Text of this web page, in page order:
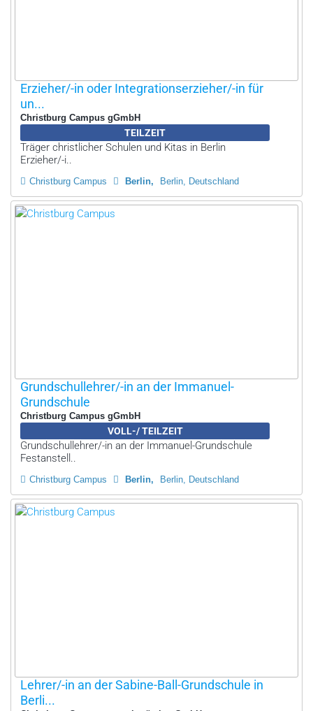
Erzieher/-in oder Integrationserzieher/-in für
un...
Christburg Campus gGmbH
TEILZEIT
Träger christlicher Schulen und Kitas in Berlin
Erzieher/-i..
Christburg Campus Berlin Berlin, Deutschland
Grundschullehrer/-in an der Immanuel-
Grundschule
Christburg Campus gGmbH
VOLL-/ TEILZEIT
Grundschullehrer/-in an der Immanuel-Grundschule
Festanstell..
Christburg Campus Berlin Berlin, Deutschland
Lehrer/-in an der Sabine-Ball-Grundschule in
Berli...